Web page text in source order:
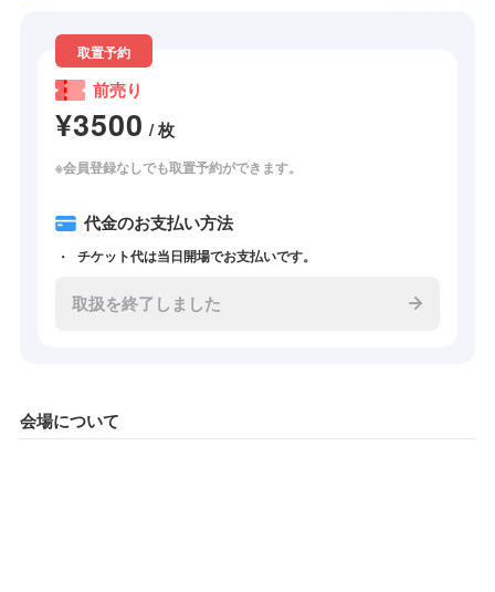
取置予約
前売り
¥3500 / 枚
※会員登録なしでも取置予約ができます。
代金のお支払い方法
チケット代は当日開場でお支払いです。
取扱を終了しました
会場について